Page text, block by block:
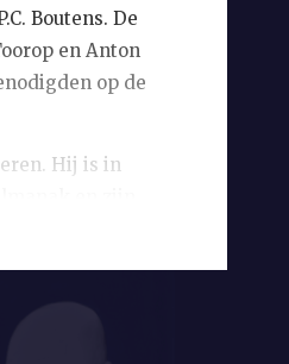
Boutens. De
en Anton
op de
Hij is in
en zijn
door zijn
de Griekse